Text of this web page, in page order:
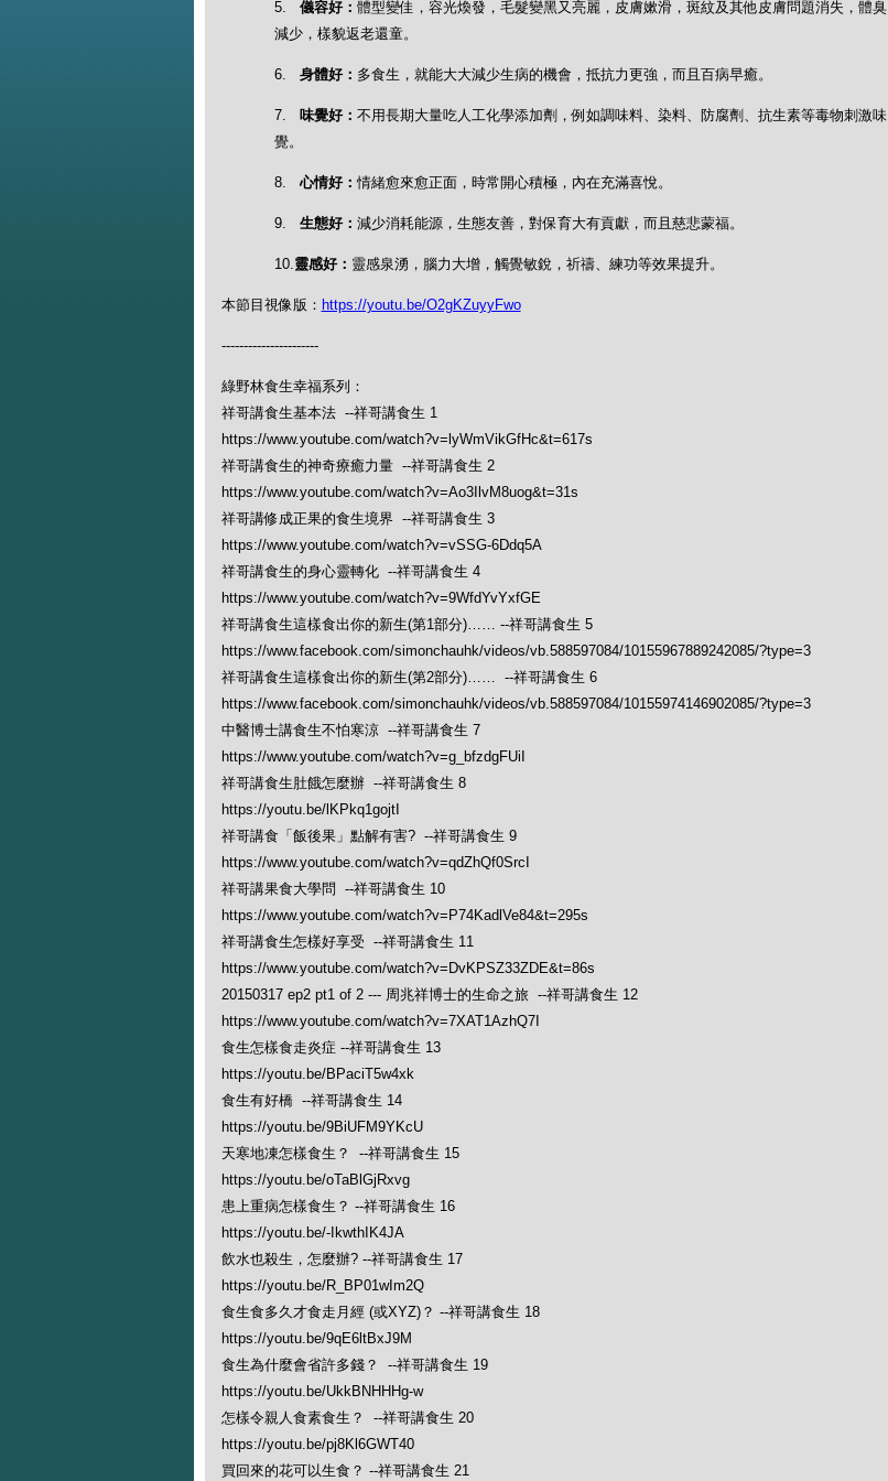
5. 儀容好： 體型變佳，容光煥發，毛髮變黑又亮麗，皮膚嫰滑，斑紋及其他皮膚問題消失，體臭
減少，樣貌返老還童。
6. 身體好： 多食生，就能大大減少生病的機會，抵抗力更強，而且百病早癒。
7. 味覺好： 不用長期大量吃人工化學添加劑，例如調味料、染料、防腐劑、抗生素等毒物刺激味
覺。
8.心情好：情緒愈來愈正面，時常開心積極，內在充滿喜悅。
9. 生態好： 減少消耗能源，生態友善，對保育大有貢獻，而且慈悲蒙福。
10.靈感好： 靈感泉湧，腦力大增，觸覺敏銳，祈禱、練功等效果提升。
本節目視像版： https://youtu.be/O2gKZuyyFwo
----------------------
綠野林食生幸福系列：
祥哥講食生基本法 --祥哥講食生 1
https://www.youtube.com/watch?v=lyWmVikGfHc&t=617s
祥哥講食生的神奇療癒力量 --祥哥講食生 2
https://www.youtube.com/watch?v=Ao3IlvM8uog&t=31s
祥哥講修成正果的食生境界 --祥哥講食生 3
https://www.youtube.com/watch?v=vSSG-6Ddq5A
祥哥講食生的身心靈轉化 --祥哥講食生 4
https://www.youtube.com/watch?v=9WfdYvYxfGE
祥哥講食生這樣食出你的新生(第1部分)…… --祥哥講食生 5
https://www.facebook.com/simonchauhk/videos/vb.588597084/10155967889242085/?type=3
祥哥講食生這樣食出你的新生(第2部分)…… --祥哥講食生 6
https://www.facebook.com/simonchauhk/videos/vb.588597084/10155974146902085/?type=3
中醫博士講食生不怕寒涼 --祥哥講食生 7
https://www.youtube.com/watch?v=g_bfzdgFUiI
祥哥講食生肚餓怎麼辦 --祥哥講食生 8
https://youtu.be/lKPkq1gojtI
祥哥講食「飯後果」點解有害? --祥哥講食生 9
https://www.youtube.com/watch?v=qdZhQf0SrcI
祥哥講果食大學問 --祥哥講食生 10
https://www.youtube.com/watch?v=P74KadlVe84&t=295s
祥哥講食生怎樣好享受 --祥哥講食生 11
https://www.youtube.com/watch?v=DvKPSZ33ZDE&t=86s
20150317 ep2 pt1 of 2 --- 周兆祥博士的生命之旅 --祥哥講食生 12
https://www.youtube.com/watch?v=7XAT1AzhQ7I
食生怎樣食走炎症 --祥哥講食生 13
https://youtu.be/BPaciT5w4xk
食生有好橋 --祥哥講食生 14
https://youtu.be/9BiUFM9YKcU
天寒地凍怎樣食生？ --祥哥講食生 15
https://youtu.be/oTaBlGjRxvg
患上重病怎樣食生？ --祥哥講食生 16
https://youtu.be/-IkwthIK4JA
飲水也殺生，怎麼辦? --祥哥講食生 17
https://youtu.be/R_BP01wIm2Q
食生食多久才食走月經 (或XYZ)？ --祥哥講食生 18
https://youtu.be/9qE6ltBxJ9M
食生為什麼會省許多錢？ --祥哥講食生 19
https://youtu.be/UkkBNHHHg-w
怎樣令親人食素食生？ --祥哥講食生 20
https://youtu.be/pj8Kl6GWT40
買回來的花可以生食？ --祥哥講食生 21